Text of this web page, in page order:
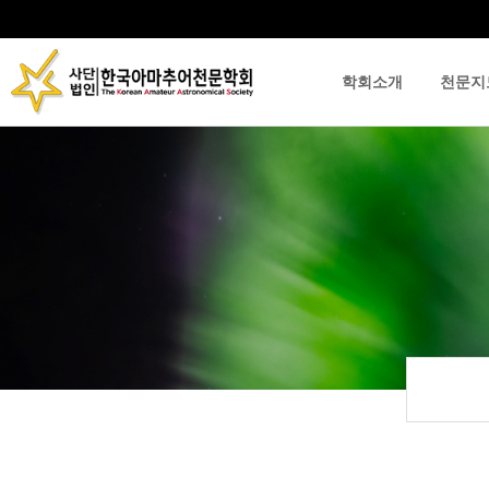
학회소개 천문
하위분류 하위분류